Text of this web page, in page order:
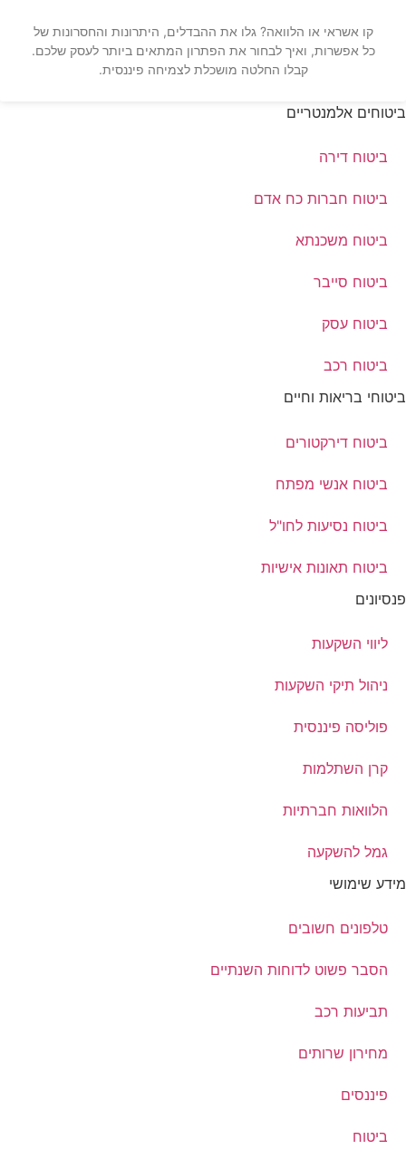
קו אשראי או הלוואה? גלו את ההבדלים, היתרונות והחסרונות של
כל אפשרות, ואיך לבחור את הפתרון המתאים ביותר לעסק שלכם.
קבלו החלטה מושכלת לצמיחה פיננסית.
ביטוחים אלמנטריים
ביטוח דירה
ביטוח חברות כח אדם
ביטוח משכנתא
ביטוח סייבר
ביטוח עסק
ביטוח רכב
ביטוחי בריאות וחיים
ביטוח דירקטורים
ביטוח אנשי מפתח
ביטוח נסיעות לחו"ל
ביטוח תאונות אישיות
פנסיונים
ליווי השקעות
ניהול תיקי השקעות
פוליסה פיננסית
קרן השתלמות
הלוואות חברתיות
גמל להשקעה
מידע שימושי
טלפונים חשובים
הסבר פשוט לדוחות השנתיים
תביעות רכב
מחירון שרותים
פיננסים
ביטוח